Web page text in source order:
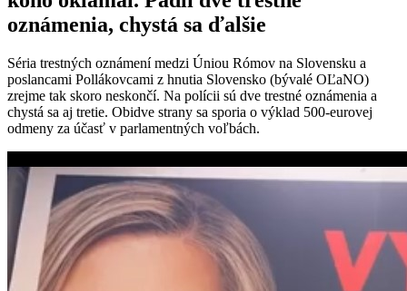
oznámenia, chystá sa ďalšie
Séria trestných oznámení medzi Úniou Rómov na Slovensku a
poslancami Pollákovcami z hnutia Slovensko (bývalé OĽaNO)
zrejme tak skoro neskončí. Na polícii sú dve trestné oznámenia a
chystá sa aj tretie. Obidve strany sa sporia o výklad 500-eurovej
odmeny za účasť v parlamentných voľbách.